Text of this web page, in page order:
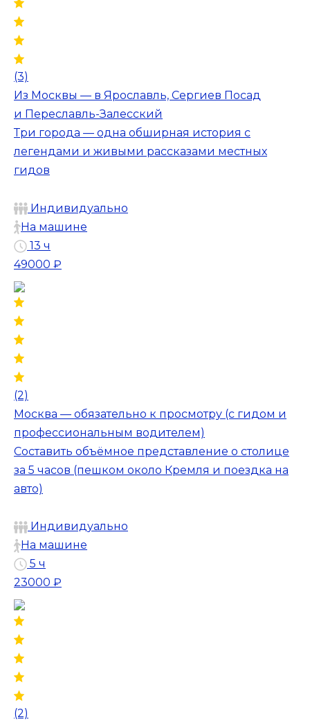
(3)
Из Москвы — в Ярославль, Сергиев Посад
и Переславль-Залесский
Три города — одна обширная история с
легендами и живыми рассказами местных
гидов
Индивидуально
На машине
13 ч
49000 ₽
(2)
Москва — обязательно к просмотру (с гидом и
профессиональным водителем)
Составить объёмное представление о столице
за 5 часов (пешком около Кремля и поездка на
авто)
Индивидуально
На машине
5 ч
23000 ₽
(2)